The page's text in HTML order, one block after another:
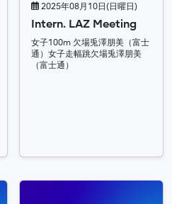
2025年08月10日(日曜日)
Intern. LAZ Meeting
女子100m 欠場兎澤朋美（富士
通）女子走幅跳欠場兎澤朋美
（富士通）